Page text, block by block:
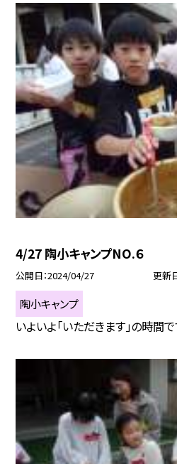
4/27 陶小キャンプNO.６
公開日 2024/04/27 更新
陶小キャンプ
いよいよ「いただきます」の時間で